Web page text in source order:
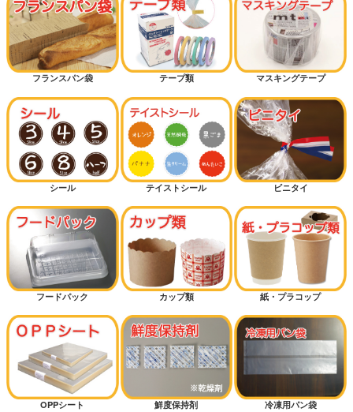
フランスパン袋 テープ類 マスキングテープ
シール テイストシール ビニタイ
フードパック カップ類 紙・プラコップ
OPPシート 鮮度保持剤 冷凍用パン袋